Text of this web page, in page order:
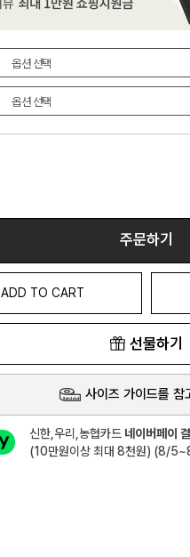
주문하기
ADD TO CART
선물하기
사이즈 가이드를 참
신한,우리,농협카드 네이버페이
(10만원이상 최대 8천원) (8/